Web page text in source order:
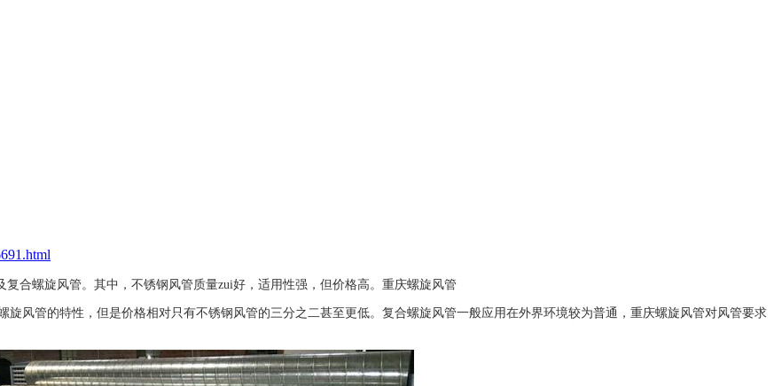
合螺旋风管。其中，不锈钢风管质量zui好，适用性强，但价格高。重庆螺旋风管
风管的特性，但是价格相对只有不锈钢风管的三分之二甚至更低。复合螺旋风管一般应用在外界环境较为普通，重庆螺旋风管对风管要求